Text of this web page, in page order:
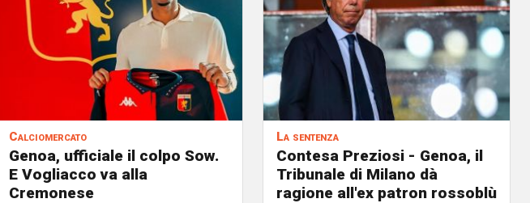
Calciomercato
Genoa, ufficiale il colpo Sow.
E Vogliacco va alla
Cremonese
La sentenza
Contesa Preziosi - Genoa, il
Tribunale di Milano dà
ragione all'ex patron rossoblù